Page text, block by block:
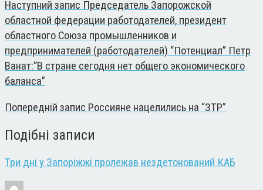
Наступний запис Председатель Запорожской
областной федерации работодателей, президент
областного Союза промышленников и
предпринимателей (работодателей) “Потенциал” Петр
Ванат:“В стране сегодня нет общего экономического
баланса”
Попередній запис Россияне нацелились на “ЗТР”
Подібні записи
Три дні у Запоріжжі пролежав нездетонований КАБ